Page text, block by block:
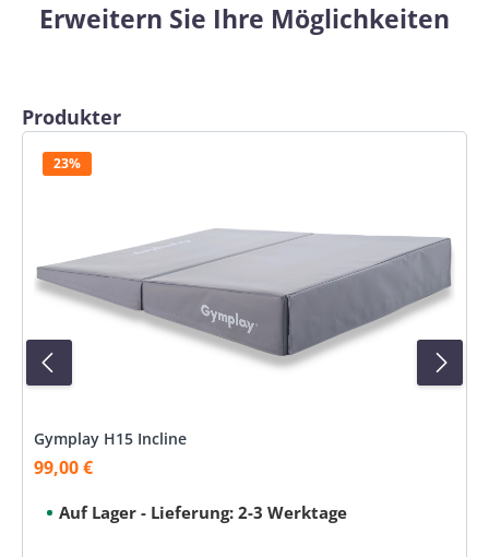
Erweitern Sie Ihre Möglichkeiten
Produktgalerie überspringen
Produkter
23%
Gymplay H15 Incline
Verkaufspreis:
99,00 €
Auf Lager - Lieferung: 2-3 Werktage